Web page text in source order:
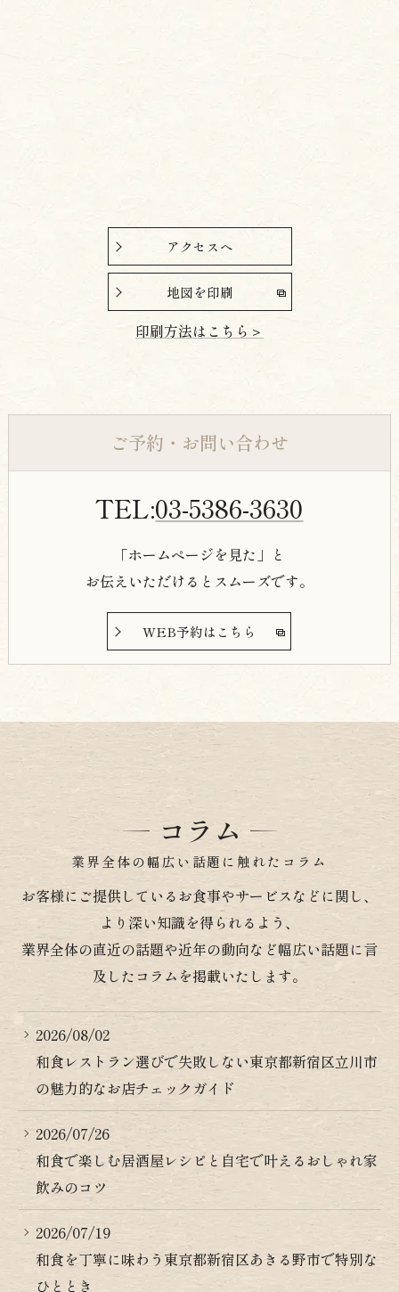
Neither too sweet nor too spicy, the sauce
soaked into the rice, and I could eat the rice
with just the sauce!
A delicious and elegant tempura donburi! (*//
there were customers enjoying drinks with
their lunch!
staff were very kind and attentive.
I think this restaurant can be used for
various purposes such as business dinners,
anniversaries, dinner parties, dates, and even
solo drinking!
It was a hidden gem of a long-established
Thank you for reading to the end!
"Likes," "follows," and "saves" are very
encouraging and appreciated!
Thank you! (╹◡╹)♡
アクセスへ
地図を印刷
印刷方法はこちら＞
ご予約・お問い合わせ
TEL:03-5386-3630
「ホームページを見た」と
お伝えいただけるとスムーズです。
WEB予約はこちら
業界全体の幅広い話題に触れたコラム
コラム
お客様にご提供しているお食事やサービスなどに関し、
より深い知識を得られるよう、
業界全体の直近の話題や近年の動向など幅広い話題に言
及したコラムを掲載いたします。
2026/08/02
和食レストラン選びで失敗しない東京都新宿区立川市
の魅力的なお店チェックガイド
2026/07/26
和食で楽しむ居酒屋レシピと自宅で叶えるおしゃれ家
飲みのコツ
2026/07/19
和食を丁寧に味わう東京都新宿区あきる野市で特別な
ひととき